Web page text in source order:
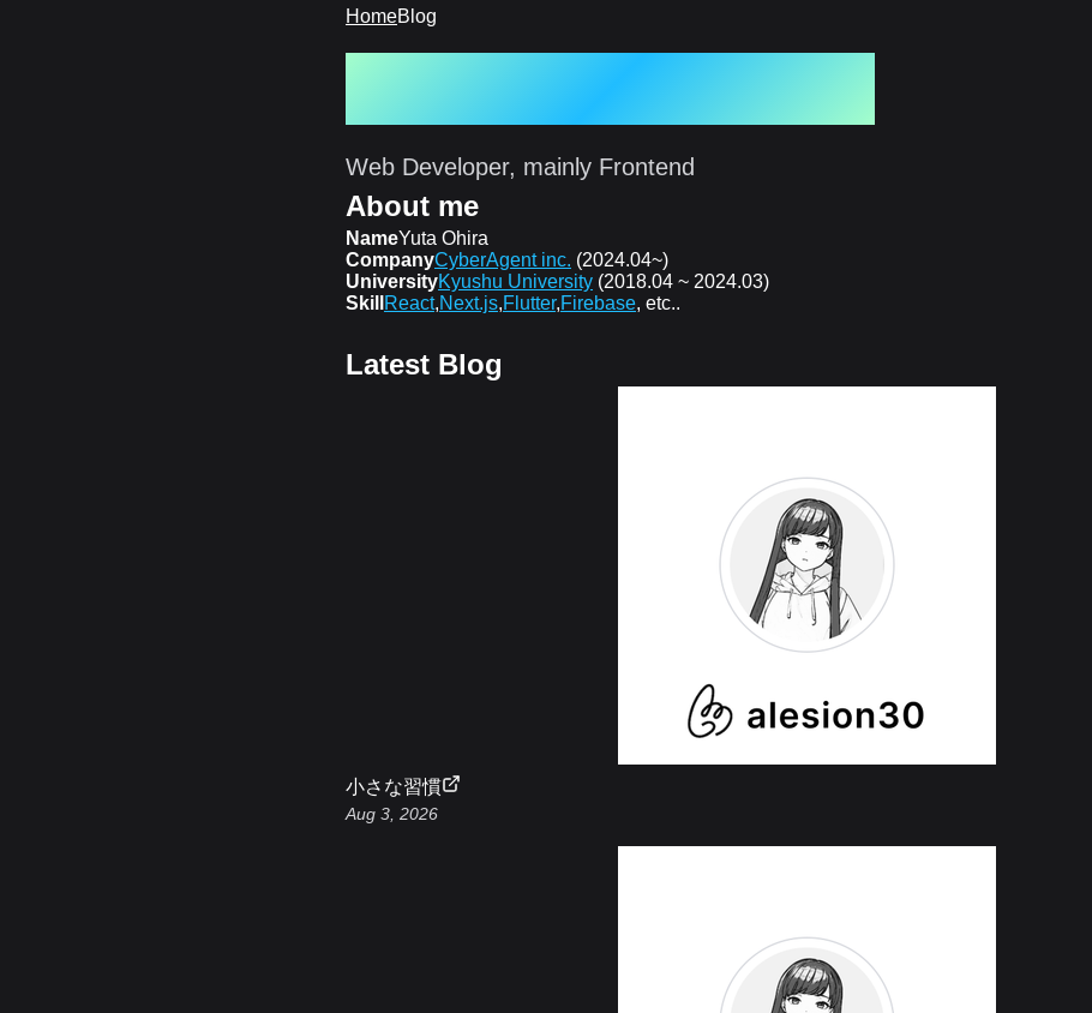
HomeBlog
Web Developer, mainly Frontend
About me
NameYuta Ohira
CompanyCyberAgent inc. (2024.04~)
UniversityKyushu University (2018.04 ~ 2024.03)
Skill React,Next.js,Flutter,Firebase, etc..
Latest Blog
小さな習慣
Aug 3, 2026